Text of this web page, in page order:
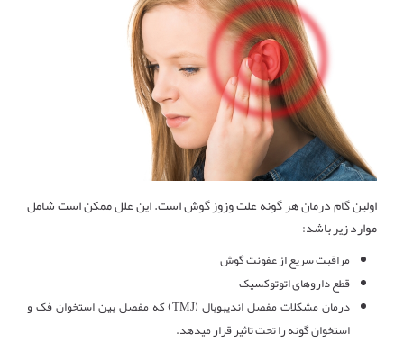
اولین گام درمان هر گونه علت وزوز گوش است. این علل ممکن است شامل
موارد زیر باشد:
مراقبت سریع از عفونت گوش
قطع داروهای اتوتوکسیک
درمان مشكلات مفصل اندیبوبال (TMJ) كه مفصل بین استخوان فک و
استخوان گونه را تحت تاثیر قرار میدهد.